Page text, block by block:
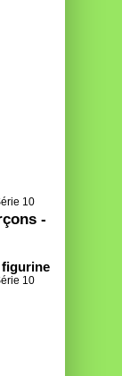
-
figurine